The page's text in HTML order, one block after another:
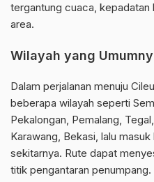
tergantung cuaca, kepadatan
area.
Wilayah yang
Dalam perjalanan menuju
beberapa wilayah seperti
Pekalongan, Pemalang,
Karawang, Bekasi, lalu
sekitarnya. Rute dapat
titik pengantaran penumpang.